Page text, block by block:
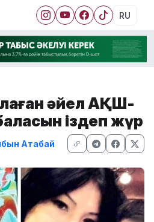
RU
әйел АҚШ-
іздеп жүр
Атабай